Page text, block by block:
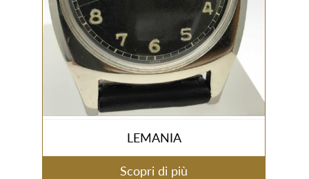
LEMANIA
Scopri di più